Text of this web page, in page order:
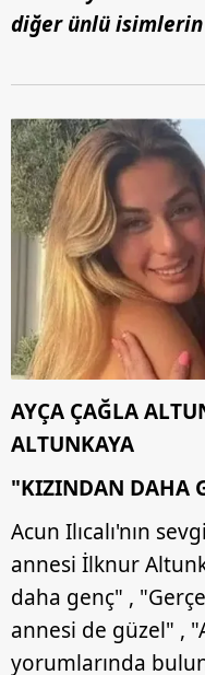
diğer ünlü
AYÇA ÇAĞLA
ALTUNKAYA
"KIZINDAN DAHA
Acun Ilıcalı'nın
annesi İlknur
daha genç" ,
annesi de güzel" ,
yorumlarında